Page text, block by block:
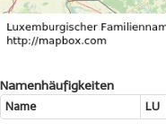
Namenhäufigkeiten
Name LU